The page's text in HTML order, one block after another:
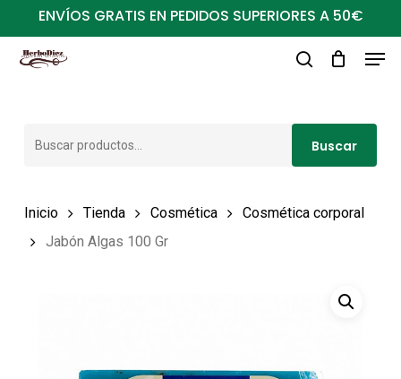
al
contenido
ENVÍOS GRATIS EN PEDIDOS SUPERIORES A 50€
Buscar
Inicio Tienda Cosmética
Cosmética corporal
Jabón Algas 100 Gr
Close